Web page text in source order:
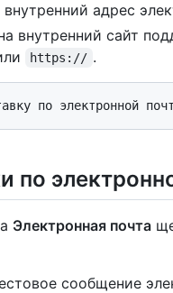
внутренний адрес
внутренний сайт
https:// .
по
Электронная почта
сообщение